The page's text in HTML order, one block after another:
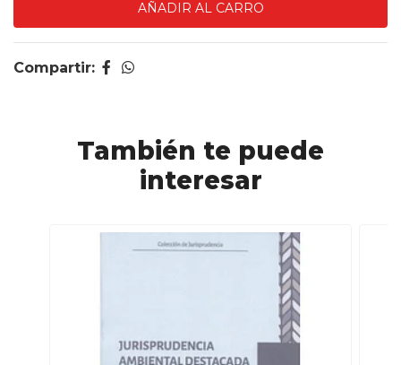
Compartir:
También te puede
interesar